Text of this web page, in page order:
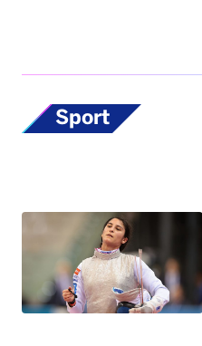
Sport